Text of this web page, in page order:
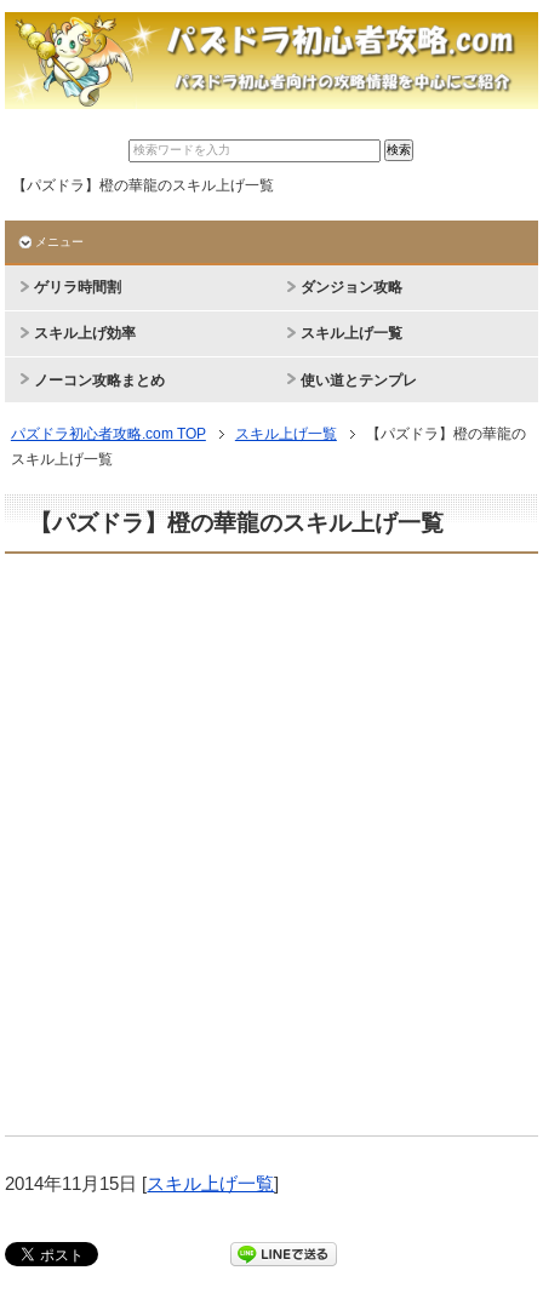
【パズドラ】橙の華龍のスキル上げ一覧
メニュー
ゲリラ時間割 ダンジョン攻略
スキル上げ効率 スキル上げ一覧
ノーコン攻略まとめ 使い道とテンプレ
パズドラ初心者攻略.com TOP スキル上げ一覧
【パズドラ】橙の華龍の
スキル上げ一覧
【パズドラ】橙の華龍のスキル上げ一覧
2014年11月15日 [スキル上げ一覧]